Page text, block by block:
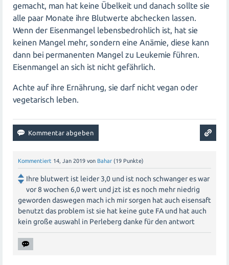
gemacht, man hat keine Übelkeit und danach sollte sie
alle paar Monate ihre Blutwerte abchecken lassen.
Wenn der Eisenmangel lebensbedrohlich ist, hat sie
keinen Mangel mehr, sondern eine Anämie, diese kann
dann bei permanenten Mangel zu Leukemie führen.
Eisenmangel an sich ist nicht gefährlich.
Achte auf ihre Ernährung, sie darf nicht vegan oder
vegetarisch leben.
Kommentiert 14, Jan 2019 von Bahar (19 Punkte)
Ihre blutwert ist leider 3,0 und ist noch schwanger es war
vor 8 wochen 6,0 wert und jzt ist es noch mehr niedrig
geworden daswegen mach ich mir sorgen hat auch eisensaft
benutzt das problem ist sie hat keine gute FA und hat auch
kein große auswahl in Perleberg danke für den antwort